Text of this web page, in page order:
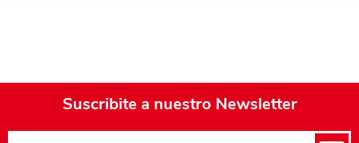
Suscribite a nuestro Newsletter